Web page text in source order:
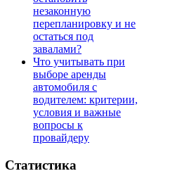
незаконную
перепланировку и не
остаться под
завалами?
Что учитывать при
выборе аренды
автомобиля с
водителем: критерии,
условия и важные
вопросы к
провайдеру
Статистика